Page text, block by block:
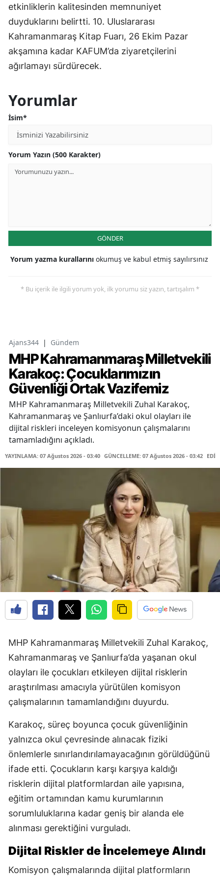
etkinliklerin kalitesinden memnuniyet
duyduklarını belirtti. 10. Uluslararası
Kahramanmaraş Kitap Fuarı, 26 Ekim Pazar
akşamına kadar KAFUM’da ziyaretçilerini
ağırlamayı sürdürecek.
Yorumlar
İsim*
Yorum Yazın (500 Karakter)
GÖNDER
Yorum yazma kurallarını okumuş ve kabul etmiş sayılırsınız
* Bu içerik ile ilgili yorum yok, ilk yorumu siz yazın, tartışalım *
Ajans344 | Gündem
MHP Kahramanmaraş Milletvekili
Karakoç: Çocuklarımızın
Güvenliği Ortak Vazifemiz
MHP Kahramanmaraş Milletvekili Zuhal Karakoç,
Kahramanmaraş ve Şanlıurfa’daki okul olayları ile
dijital riskleri inceleyen komisyonun çalışmalarını
tamamladığını açıkladı.
YAYINLAMA: 07 Ağustos 2026 - 03:40 GÜNCELLEME: 07 Ağustos 2026 - 03:42
MHP Kahramanmaraş Milletvekili Zuhal Karakoç,
Kahramanmaraş ve Şanlıurfa’da yaşanan okul
olayları ile çocukları etkileyen dijital risklerin
araştırılması amacıyla yürütülen komisyon
çalışmalarının tamamlandığını duyurdu.
Karakoç, süreç boyunca çocuk güvenliğinin
yalnızca okul çevresinde alınacak fiziki
önlemlerle sınırlandırılamayacağının görüldüğünü
ifade etti. Çocukların karşı karşıya kaldığı
risklerin dijital platformlardan aile yapısına,
eğitim ortamından kamu kurumlarının
sorumluluklarına kadar geniş bir alanda ele
alınması gerektiğini vurguladı.
Dijital Riskler de İncelemeye Alındı
Komisyon çalışmalarında dijital platformların